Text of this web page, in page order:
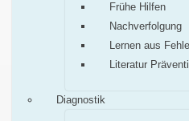
Frühe Hilfen
Nachverfolgung
Lernen aus
Literatur
Diagnostik